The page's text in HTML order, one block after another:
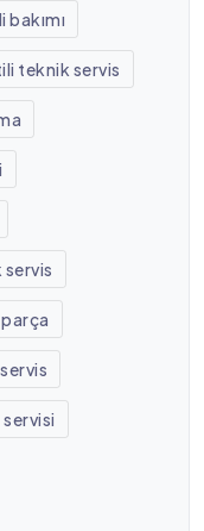
teknik servis